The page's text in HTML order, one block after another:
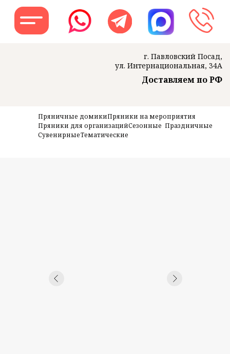
Заказать
Доставляем по РФ
Пряничные домикиПряники на мероприятия
Пряники для организацийСезонные Праздничные
СувенирныеТематические